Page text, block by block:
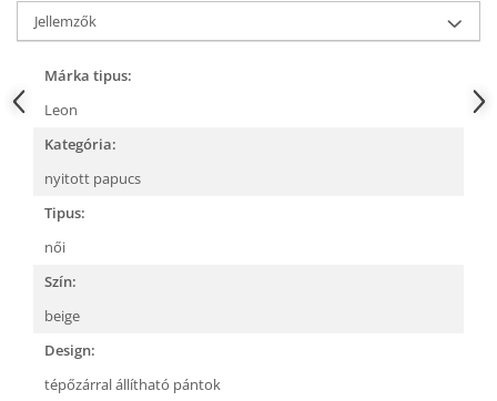
Jellemzők
Márka tipus:
Leon
Kategória:
nyitott papucs
Tipus:
női
Szín:
beige
Design:
tépőzárral állítható pántok